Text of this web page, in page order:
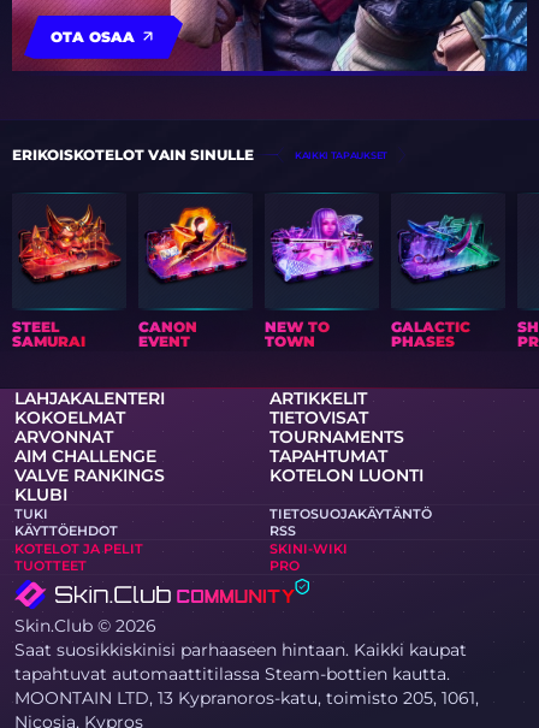
OTA OSAA
ERIKOISKOTELOT VAIN SINULLE KAIKKI TAPAUKSET
STEEL
SAMURAI
CANON
EVENT
NEW TO
TOWN
GALACTIC
PHASES
LAHJAKALENTERI
ARTIKKELIT
KOKOELMAT
TIETOVISAT
ARVONNAT
TOURNAMENTS
AIM CHALLENGE
TAPAHTUMAT
VALVE RANKINGS
KOTELON LUONTI
KLUBI
TUKI
TIETOSUOJAKÄYTÄNTÖ
KÄYTTÖEHDOT
RSS
KOTELOT JA PELIT
SKINI-WIKI
TUOTTEET
PRO
Skin.Club © 2026
Saat suosikkiskinisi parhaaseen hintaan. Kaikki kaupat
tapahtuvat automaattitilassa Steam-bottien kautta.
MOONTAIN LTD, 13 Kypranoros-katu, toimisto 205, 1061,
Nicosia, Kypros